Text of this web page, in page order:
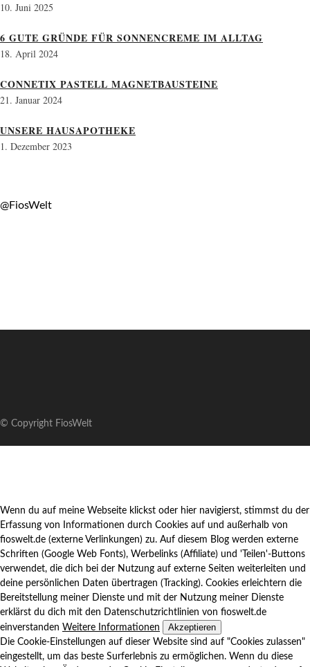
10. Juni 2025
6 GUTE GRÜNDE FÜR SONNENCREME IM ALLTAG
18. April 2024
CONNETIX PASTELL MAGNETBAUSTEINE
21. Januar 2024
UNSERE HAUSAPOTHEKE
1. Dezember 2023
@FiosWelt
© Copyright FiosWelt
Wenn du auf meine Webseite klickst oder hier navigierst, stimmst du der
Erfassung von Informationen durch Cookies auf und außerhalb von
fioswelt.de (externe Verlinkungen) zu. Auf diesem Blog werden externe
Schriften (Google Web Fonts), Werbelinks (Affiliate) und 'Teilen'-Buttons
verwendet, die dich bei der Nutzung auf externe Seiten weiterleiten und
deine persönlichen Daten übertragen (Tracking). Cookies erleichtern die
Bereitstellung meiner Dienste und mit der Nutzung meiner Dienste
erklärst du dich mit den Datenschutzrichtlinien von fioswelt.de
einverstanden Weitere Informationen Akzeptieren
Die Cookie-Einstellungen auf dieser Website sind auf "Cookies zulassen"
eingestellt, um das beste Surferlebnis zu ermöglichen. Wenn du diese